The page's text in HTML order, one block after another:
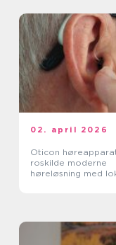
02. april 2026
Oticon
roskilde moderne
høreløsning med